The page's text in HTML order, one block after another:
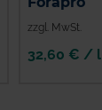
zzgl. MwSt.
32,60 € / l